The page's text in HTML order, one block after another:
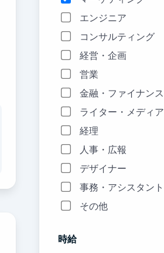
エンジニア
コンサルティング
経営・企画
営業
金融・ファイナンス
ライター・メディア
経理
人事・広報
デザイナー
事務・アシスタント
その他
時給